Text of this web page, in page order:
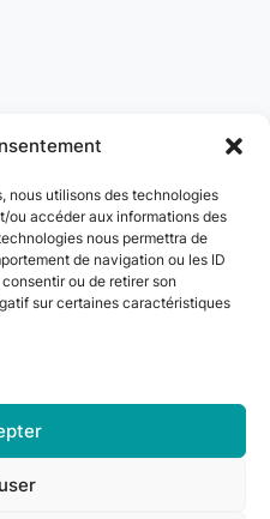
nous utilisons des technologies
ou accéder aux informations des
nous permettra de
de navigation ou les ID
ou de retirer son
sur certaines caractéristiques
Bezons, France
droits réservés –